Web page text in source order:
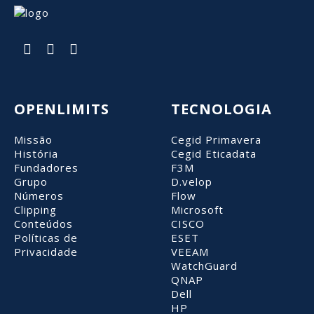
dispositivos imprescindíveis para o
bom funcionamento da sua empresa.
OPENLIMITS
Missão
História
Fundadores
Grupo
Números
Clipping
Conteúdos
Políticas de
Privacidade
TECNOLOGIA
Cegid Primavera
Cegid Eticadata
F3M
D.velop
Flow
Microsoft
CISCO
ESET
VEEAM
WatchGuard
QNAP
Dell
HP